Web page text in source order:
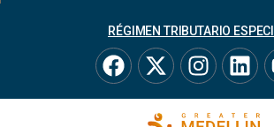
RÉGIMEN TRIBUTARIO